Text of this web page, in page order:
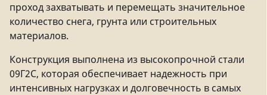
проход захватывать и перемещать значительное
количество снега, грунта или строительных
материалов.
Конструкция выполнена из высокопрочной стали
09Г2С, которая обеспечивает надежность при
интенсивных нагрузках и долговечность в самых